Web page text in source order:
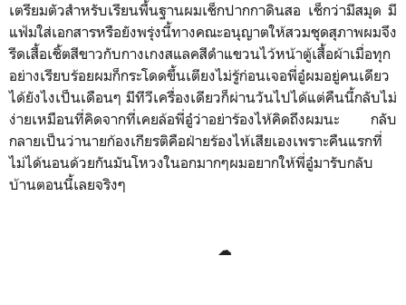
เตรียมตัวสำหรับเรียนพื้นฐานผมเช็กปากกาดินสอ เช็กว่ามีสมุด มี
แฟ้มใส่เอกสารหรือยังพรุ่งนี้ทางคณะอนุญาตให้สวมชุดสุภาพผมจึง
รีดเสื้อเชิ้ตสีขาวกับกางเกงสแลคสีดำแขวนไว้หน้าตู้เสื้อผ้าเมื่อทุก
อย่างเรียบร้อยผมก็กระโดดขึ้นเตียงไม่รู้ก่อนเจอพี่อู๋ผมอยู่คนเดียว
ได้ยังไงเป็นเดือนๆ มีทีวีเครื่องเดียวก็ผ่านวันไปได้แต่คืนนี้กลับไม่
ง่ายเหมือนที่คิดจากที่เคยล้อพี่อู๋ว่าอย่าร้องไห้คิดถึงผมนะ กลับ
กลายเป็นว่านายก้องเกียรติคือฝ่ายร้องไห้เสียเองเพราะคืนแรกที่
ไม่ได้นอนด้วยกันมันโหวงในอกมากๆผมอยากให้พี่อู๋มารับกลับ
บ้านตอนนี้เลยจริงๆ
☁